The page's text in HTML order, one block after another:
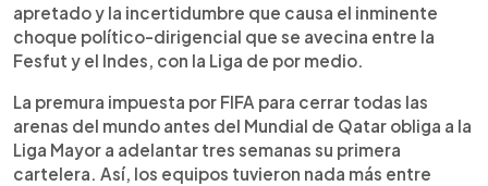
apretado y la incertidumbre que causa el inminente
choque político-dirigencial que se avecina entre la
Fesfut y el Indes, con la Liga de por medio.
La premura impuesta por FIFA para cerrar todas las
arenas del mundo antes del Mundial de Qatar obliga a la
Liga Mayor a adelantar tres semanas su primera
cartelera. Así, los equipos tuvieron nada más entre